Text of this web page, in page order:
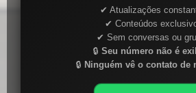
✔ Atualizações
✔ Conteúdos
✔ Sem conversas ou
🔒 Seu número não é
🔒 Ninguém vê o contato de